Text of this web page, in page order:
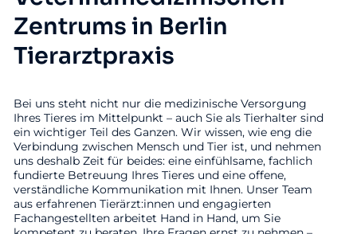
Zentrums in Berlin
Tierarztpraxis
Bei uns steht nicht nur die medizinische Versorgung
Ihres Tieres im Mittelpunkt – auch Sie als Tierhalter sind
ein wichtiger Teil des Ganzen. Wir wissen, wie eng die
Verbindung zwischen Mensch und Tier ist, und nehmen
uns deshalb Zeit für beides: eine einfühlsame, fachlich
fundierte Betreuung Ihres Tieres und eine offene,
verständliche Kommunikation mit Ihnen. Unser Team
aus erfahrenen Tierärzt:innen und engagierten
Fachangestellten arbeitet Hand in Hand, um Sie